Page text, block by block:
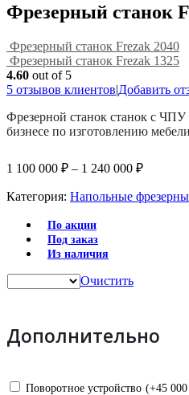
Фрезерный станок
Фрезерный станок Frezak 2040
Фрезерный станок Frezak 1325
4.60 out of 5
5 отзывов клиентов|Добавить
Фрезерной станок станок с
бизнесе по изготовлению
1 100 000 ₽ – 1 240 000 ₽
Категория: Напольные
По акции
Под заказ
Из наличия
Очистить
Дополнительно
Поворотное устройство (+45